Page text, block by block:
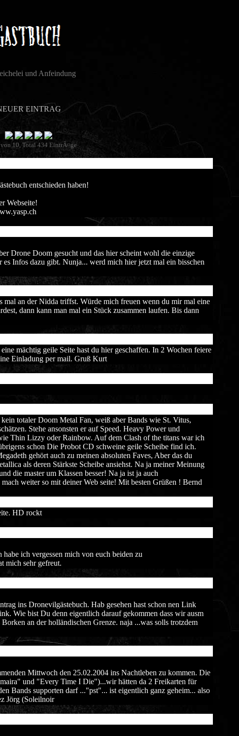
und Anfeindung
EINTRAG
von 10, Total 434 EintrÃ¤ge
entschieden haben!
Webseite!
Drone Doom gesucht und das hier scheint wohl die einzige
es Infos dazu gibt. Nunja... werd mich hier jetzt mal ein bisschen
an der Nidda triffst. Würde mich freuen wenn du mir mal eine
dann kann man mal ein Stück zusammen laufen. Bis dann
mächtig geile Seite hast du hier geschaffen. In 2 Wochen feiere
Einladung per mail. Gruß Kurt
totaler Doom Metal Fan, weiß aber Bands wie St. Vitus,
Stehe ansonsten er auf Speed. Heavy Power und
Thin Lizzy oder Rainbow. Auf dem Clash of the titans war ich
schon Die Probot CD schweine geile Scheibe find ich.
gehört auch zu meinen absoluten Faves, Aber das du
als deren Stärkste Scheibe ansiehst. Na ja meiner Meinung
die master um Klassen besser! Na ja ist ja auch
weiter so mit deiner Web seite! Mit besten Grüßen ! Bernd
HD rockt
ich vergessen mich von euch beiden zu
mich sehr gefreut.
ins Dronevilgästebuch. Hab gesehen hast schon nen Link
Wie bist Du denn eigentlich darauf gekommen dass wir ausm
an der holländischen Grenze. naja ...was solls trotzdem
Mittwoch den 25.02.2004 ins Nachtleben zu kommen. Die
und "Every Time I Die")...wir hätten da 2 Freikarten für
Bands supporten darf ..."pst"... ist eigentlich ganz geheim... also
Jörg (Soleilnoir